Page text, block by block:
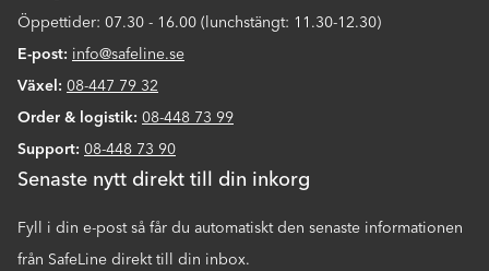
Öppettider: 07.30 - 16.00 (lunchstängt: 11.30-12.30)
E-post: info@safeline.se
Växel: 08-447 79 32
Order & logistik: 08-448 73 99
Support: 08-448 73 90
Senaste nytt direkt till din inkorg
Fyll i din e-post så får du automatiskt den senaste informationen
från SafeLine direkt till din inbox.